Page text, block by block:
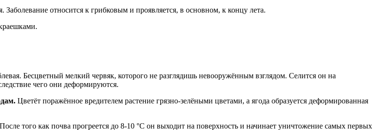
относится к грибковым и проявляется, в основном, к концу лета.
Бесцветный мелкий червяк, которого не разглядишь невооружённым взглядом. Селится он на
чего они деформируются.
Цветёт поражённое вредителем растение грязно-зелёными цветами, а ягода образуется деформированная
того как почва прогреется до 8-10 °С он выходит на поверхность и начинает уничтожение самых первых